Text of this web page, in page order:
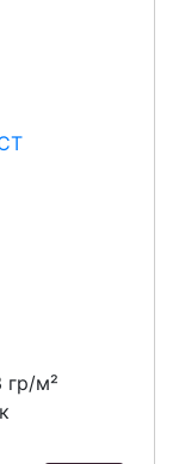
гр/м²